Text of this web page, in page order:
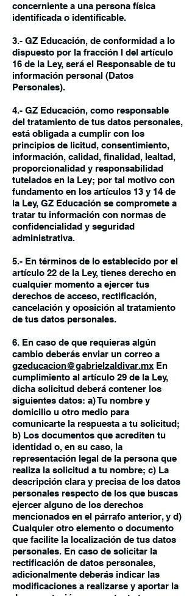
concerniente a una persona física
identificada o identificable.
3.- GZ Educación, de conformidad a lo
dispuesto por la fracción I del artículo
16 de la Ley, será el Responsable de tu
información personal (Datos
Personales).
4.- GZ Educación, como responsable
del tratamiento de tus datos personales,
está obligada a cumplir con los
principios de licitud, consentimiento,
información, calidad, finalidad, lealtad,
proporcionalidad y responsabilidad
tutelados en la Ley; por tal motivo con
fundamento en los artículos 13 y 14 de
la Ley, GZ Educación se compromete a
tratar tu información con normas de
confidencialidad y seguridad
administrativa.
5.- En términos de lo establecido por el
artículo 22 de la Ley, tienes derecho en
cualquier momento a ejercer tus
derechos de acceso, rectificación,
cancelación y oposición al tratamiento
de tus datos personales.
6. En caso de que requieras algún
cambio deberás enviar un correo a
gzeducacion@gabrielzaldivar.mx En
cumplimiento al artículo 29 de la Ley,
dicha solicitud deberá contener los
siguientes datos: a) Tu nombre y
domicilio u otro medio para
comunicarte la respuesta a tu solicitud;
b) Los documentos que acrediten tu
identidad o, en su caso, la
representación legal de la persona que
realiza la solicitud a tu nombre; c) La
descripción clara y precisa de los datos
personales respecto de los que buscas
ejercer alguno de los derechos
mencionados en el párrafo anterior, y d)
Cualquier otro elemento o documento
que facilite la localización de tus datos
personales. En caso de solicitar la
rectificación de datos personales,
adicionalmente deberás indicar las
modificaciones a realizarse y aportar la